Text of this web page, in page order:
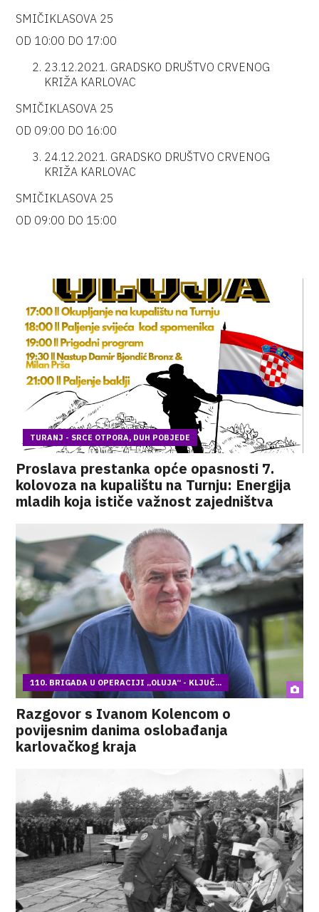
SMIČIKLASOVA 25
OD 10:00 DO 17:00
23.12.2021. GRADSKO DRUŠTVO CRVENOG
KRIŽA KARLOVAC
SMIČIKLASOVA 25
OD 09:00 DO 16:00
24.12.2021. GRADSKO DRUŠTVO CRVENOG
KRIŽA KARLOVAC
SMIČIKLASOVA 25
OD 09:00 DO 15:00
TURANJ - SRCE OTPORA, DUH POBJEDE
Proslava prestanka opće opasnosti 7.
kolovoza na kupalištu na Turnju: Energija
mladih koja ističe važnost zajedništva
110. BRIGADA U OPERACIJI „OLUJA“ - KLJUČ...
Razgovor s Ivanom Kolencom o
povijesnim danima oslobađanja
karlovačkog kraja